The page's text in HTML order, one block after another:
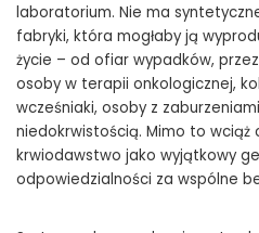
laboratorium. Nie ma
fabryki, która mogłaby ją
życie – od ofiar wypadków,
osoby w terapii onkologicznej,
wcześniaki, osoby z
niedokrwistością. Mimo to wciąż
krwiodawstwo jako wyjątkowy
odpowiedzialności za wspólne